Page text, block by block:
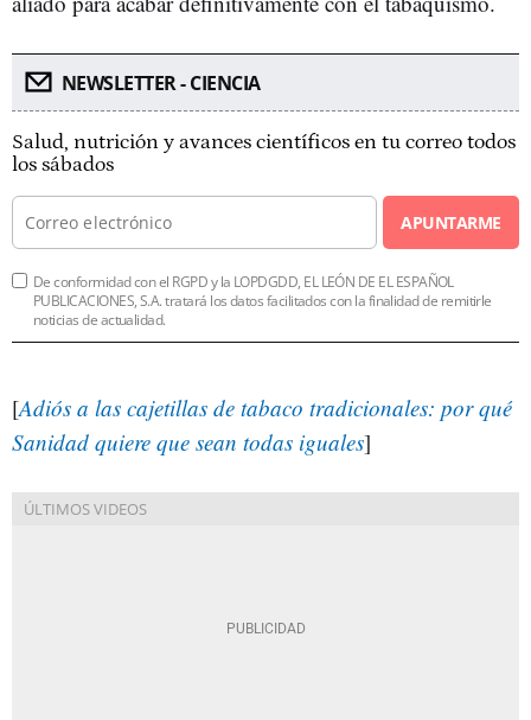
NEWSLETTER - CIENCIA
Salud, nutrición y avances científicos en tu correo todos
los sábados
APUNTARME
De conformidad con el RGPD y la LOPDGDD, EL LEÓN DE EL ESPAÑOL
PUBLICACIONES, S.A. tratará los datos facilitados con la finalidad de remitirle
noticias de actualidad.
[Adiós a las cajetillas de tabaco tradicionales: por qué
Sanidad quiere que sean todas iguales]